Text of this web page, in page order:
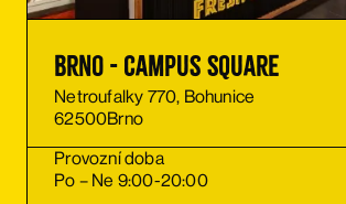
Brno - Campus Square
Netroufalky 770, Bohunice
62500Brno
Provozní doba
Po – Ne 9:00-20:00